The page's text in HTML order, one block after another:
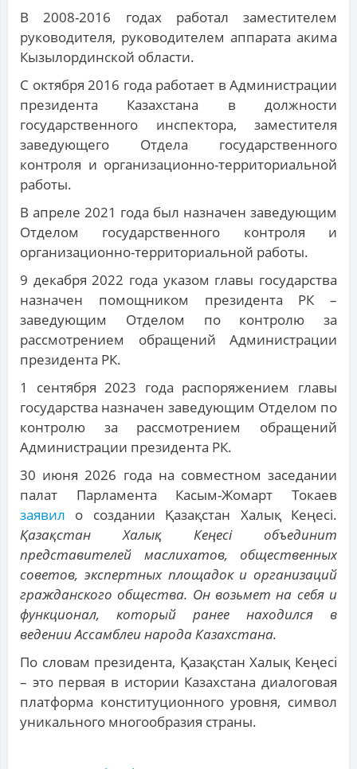
В 2008-2016 годах работал заместителем
руководителя, руководителем аппарата акима
Кызылординской области.
С октября 2016 года работает в Администрации
президента Казахстана в должности
государственного инспектора, заместителя
заведующего Отдела государственного
контроля и организационно-территориальной
работы.
В апреле 2021 года был назначен заведующим
Отделом государственного контроля и
организационно-территориальной работы.
9 декабря 2022 года указом главы государства
назначен помощником президента РК –
заведующим Отделом по контролю за
рассмотрением обращений Администрации
президента РК.
1 сентября 2023 года распоряжением главы
государства назначен заведующим Отделом по
контролю за рассмотрением обращений
Администрации президента РК.
30 июня 2026 года на совместном заседании
палат Парламента Касым-Жомарт Токаев
заявил о создании Қазақстан Халық Кеңесі.
Қазақстан Халық Кеңесі объединит
представителей маслихатов, общественных
советов, экспертных площадок и организаций
гражданского общества. Он возьмет на себя и
функционал, который ранее находился в
ведении Ассамблеи народа Казахстана.
По словам президента, Қазақстан Халық Кеңесі
– это первая в истории Казахстана диалоговая
платформа конституционного уровня, символ
уникального многообразия страны.